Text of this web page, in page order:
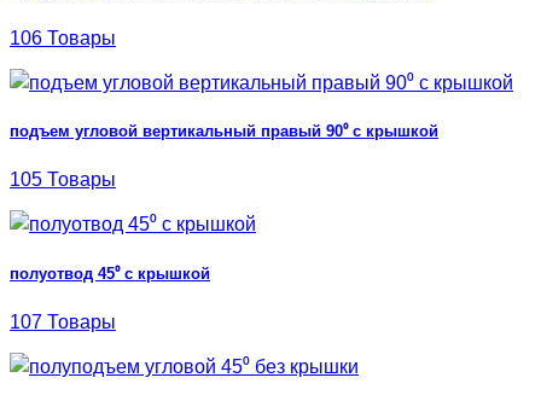
106 Товары
подъем угловой вертикальный правый 90⁰ с крышкой
105 Товары
полуотвод 45⁰ с крышкой
107 Товары